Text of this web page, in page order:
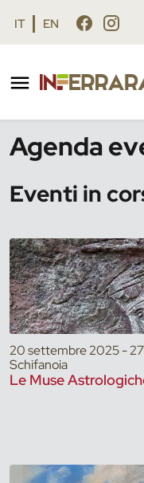
Vai al contenuto principale
Vai al footer
IT EN
Agenda
Eventi in
20 settembre 2025 -
Schifanoia
Le Muse